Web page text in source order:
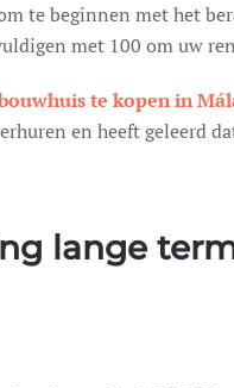
te beginnen met het
met 100 om uw
te kopen in
en heeft geleerd
lange